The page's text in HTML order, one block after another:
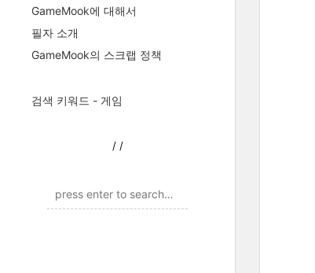
GameMook에 대해서
필자 소개
GameMook의 스크랩 정책
검색 키워드 - 게임
/ /